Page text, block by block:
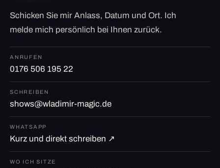
Schicken Sie mir Anlass, Datum und Ort. Ich
melde mich persönlich bei Ihnen zurück.
ANRUFEN
0176 506 195 22
SCHREIBEN
shows@wladimir-magic.de
WHATSAPP
Kurz und direkt schreiben ↗
WO ICH SITZE